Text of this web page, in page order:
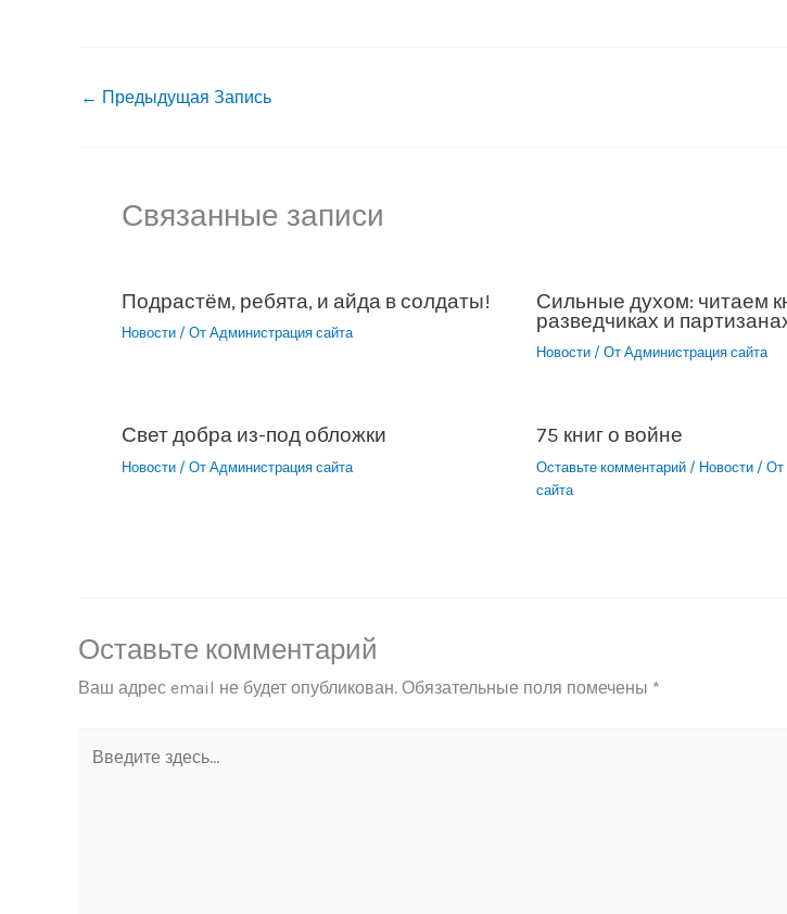
← Предыдущая Запись
Связанные записи
Подрастём, ребята, и айда в солдаты!
Новости / От Администрация сайта
Сильные духом: читаем
разведчиках и
Новости/ От Администрация сайта
Свет добра из-под обложки
Новости / От Администрация сайта
75 книг о войне
Оставьте комментарий / Новости/ От
сайта
Оставьте комментарий
Ваш адрес email не будет опубликован. Обязательные поля помечены *
здесь...